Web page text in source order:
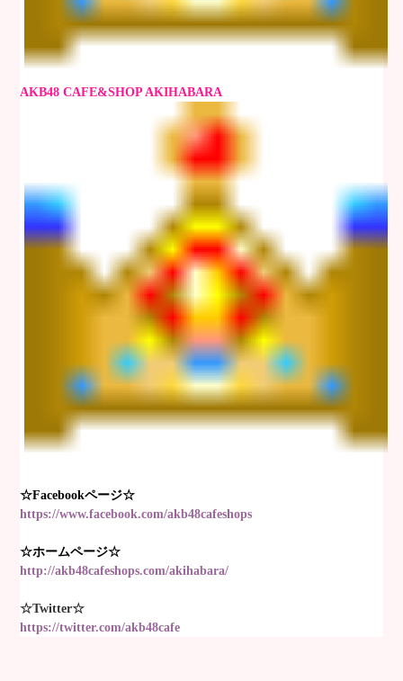
AKB48 CAFE&SHOP AKIHABARA
☆Facebookページ☆
https://www.facebook.com/akb48cafeshops
☆ホームページ☆
http://akb48cafeshops.com/akihabara/
☆Twitter☆
https://twitter.com/akb48cafe